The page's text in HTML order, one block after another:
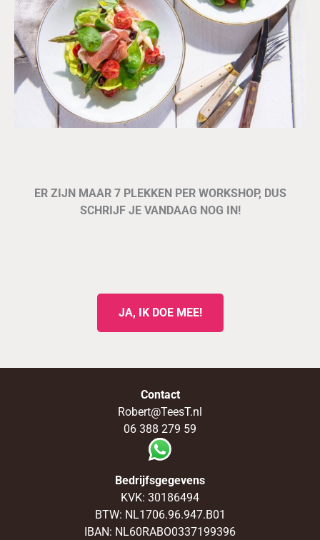
ER ZIJN MAAR 7 PLEKKEN PER WORKSHOP, DUS
SCHRIJF JE VANDAAG NOG IN!
JA, IK DOE MEE!
Contact
Robert@TeesT.nl
06 388 279 59
Bedrijfsgegevens
KVK: 30186494
BTW: NL1706.96.947.B01
IBAN: NL60RABO0337199396